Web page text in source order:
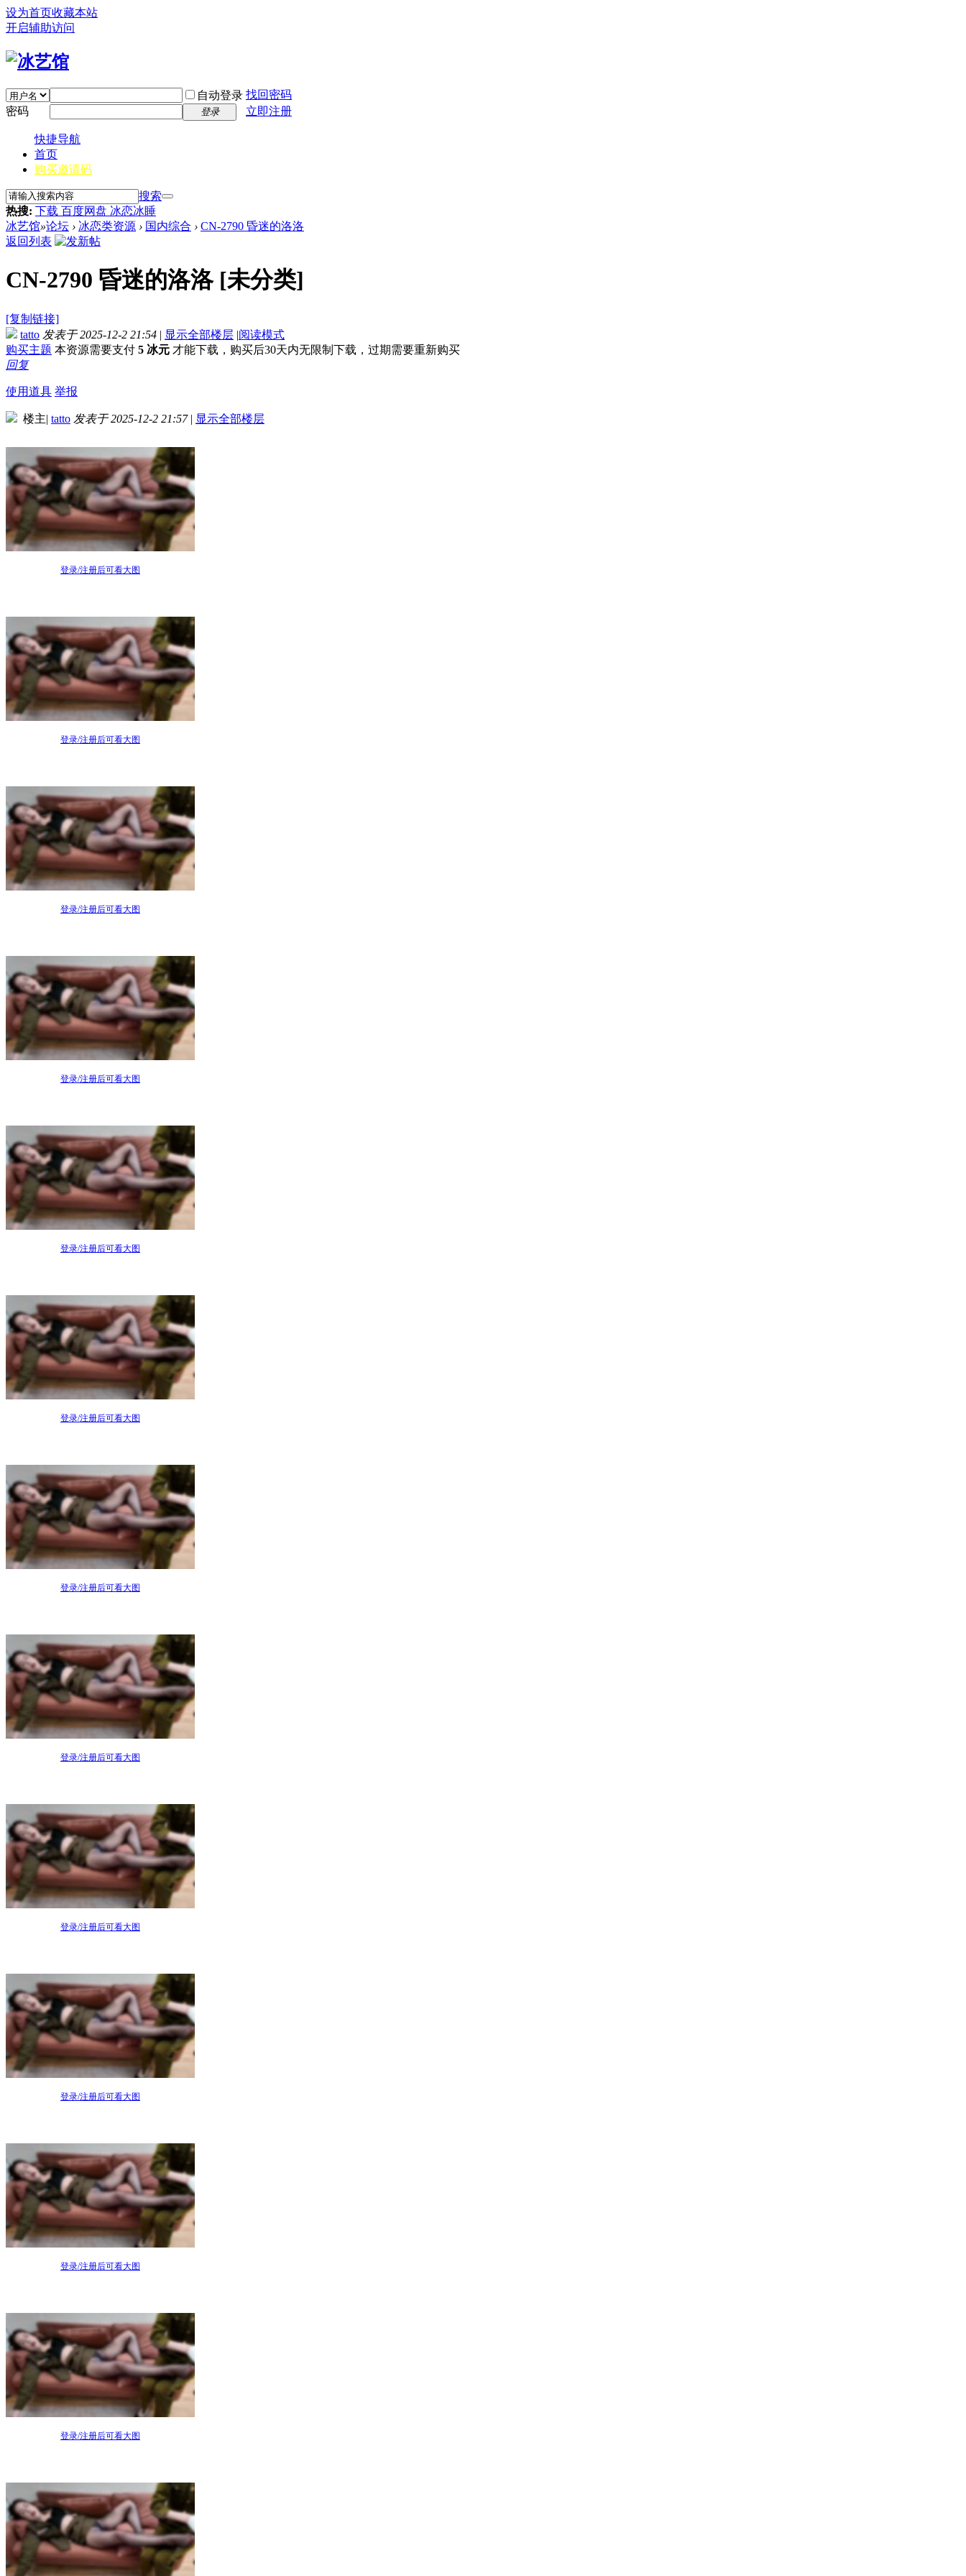
设为首页收藏本站
开启辅助访问
自动登录 找回密码
密码
登录 立即注册
快捷导航
首页
购买邀请码
搜索
热搜: 下载 百度网盘 冰恋冰睡
冰艺馆»论坛 › 冰恋类资源 › 国内综合 › CN-2790 昏迷的洛洛
返回列表
CN-2790 昏迷的洛洛[未分类]
[复制链接]
tatto 发表于 2025-12-2 21:54 | 显示全部楼层 |阅读模式
购买主题 本资源需要支付 5 冰元 才能下载，购买后30天内无限制下载，过期需要重新购买
回复
使用道具 举报
楼主| tatto 发表于 2025-12-2 21:57 | 显示全部楼层
登录/注册后可看大图
登录/注册后可看大图
登录/注册后可看大图
登录/注册后可看大图
登录/注册后可看大图
登录/注册后可看大图
登录/注册后可看大图
登录/注册后可看大图
登录/注册后可看大图
登录/注册后可看大图
登录/注册后可看大图
登录/注册后可看大图